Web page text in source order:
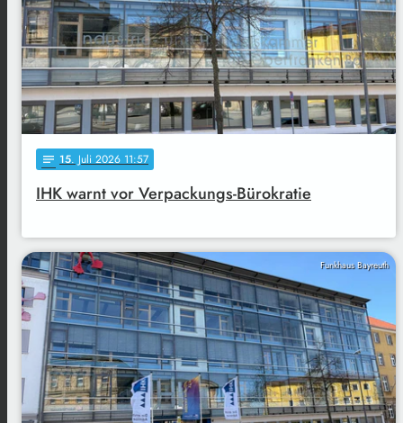
notes 15. Juli 2026 11:57
IHK warnt vor Verpackungs-Bürokratie
Funkhaus Bayreuth